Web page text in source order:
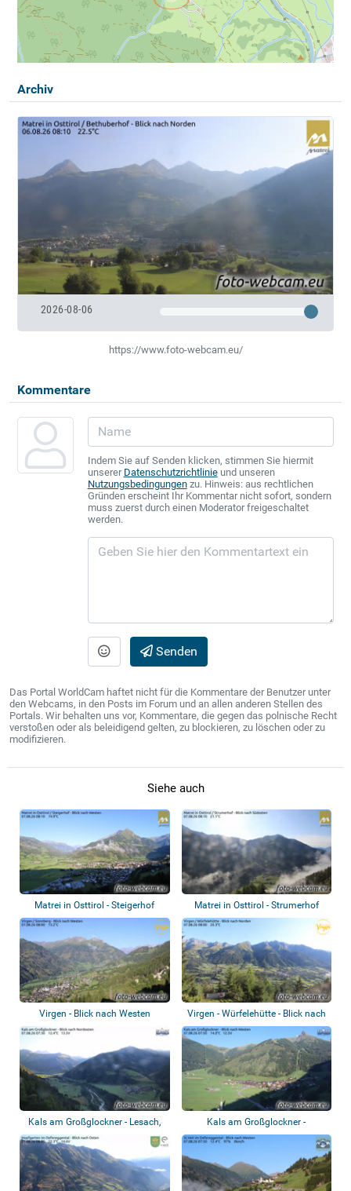
Archiv
2026-08-06
https://www.foto-webcam.eu/
Kommentare
Indem Sie auf Senden klicken, stimmen Sie hiermit
unserer Datenschutzrichtlinieund unseren
Nutzungsbedingungenzu. Hinweis: aus rechtlichen
Gründen erscheint Ihr Kommentar nicht sofort, sondern
muss zuerst durch einen Moderator freigeschaltet
werden.
Senden
Das Portal WorldCam haftet nicht für die Kommentare der Benutzer unter
den Webcams, in den Posts im Forum und an allen anderen Stellen des
Portals. Wir behalten uns vor, Kommentare, die gegen das polnische Recht
verstoßen oder als beleidigend gelten, zu blockieren, zu löschen oder zu
modifizieren.
Siehe auch
Matrei in Osttirol - Steigerhof Matrei in Osttirol - Strumerhof
Virgen - Blick nach Westen
Virgen - Würfelehütte - Blick nach
Norde...
Kals am Großglockner - Lesach,
Kalser Ba...
Kals am Großglockner -
Ganotzegg, Weißer...